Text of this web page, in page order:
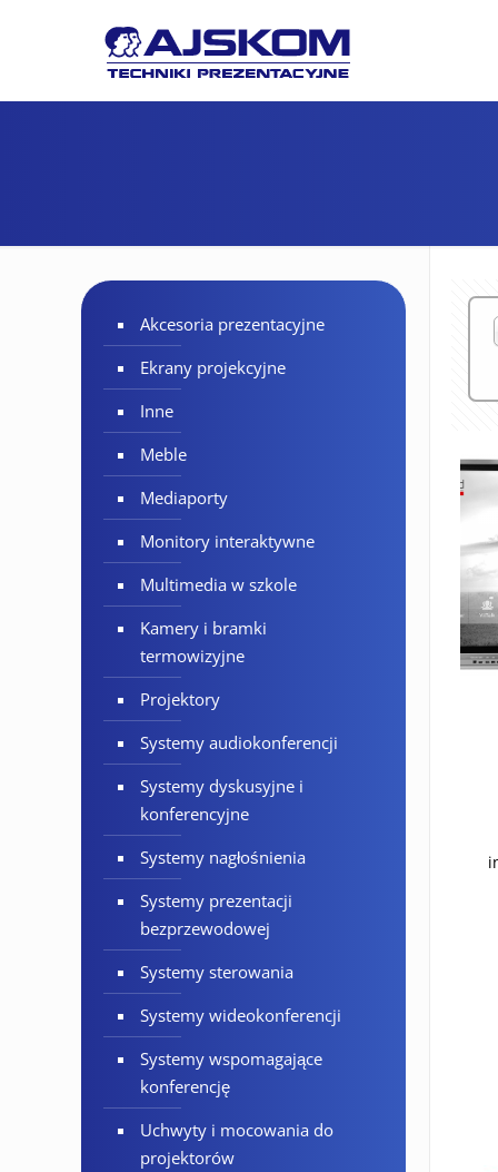
Akcesoria prezentacyjne
Ekrany projekcyjne
Inne
Meble
Mediaporty
Monitory interaktywne
Multimedia w szkole
Kamery i bramki
termowizyjne
Projektory
Systemy audiokonferencji
Systemy dyskusyjne i
konferencyjne
Systemy nagłośnienia
Systemy prezentacji
bezprzewodowej
Systemy sterowania
Systemy wideokonferencji
Systemy wspomagające
konferencję
Uchwyty i mocowania do
projektorów